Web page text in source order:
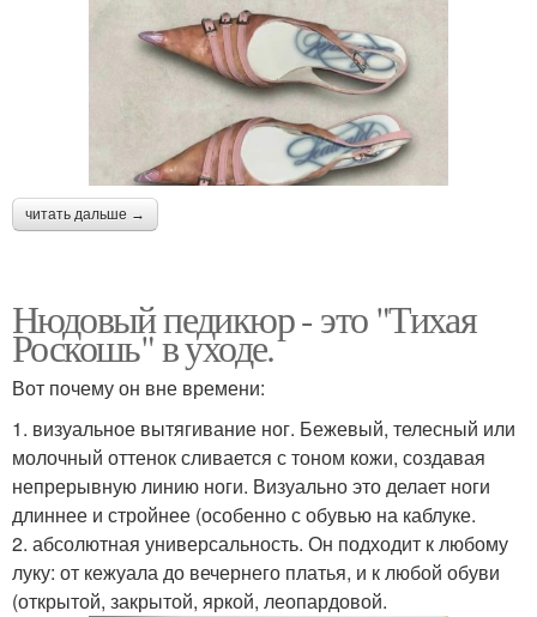
читать дальше →
Нюдовый педикюр - это "Тихая
Роскошь" в уходе.
Вот почему он вне времени:
1. визуальное вытягивание ног. Бежевый, телесный или
молочный оттенок сливается с тоном кожи, создавая
непрерывную линию ноги. Визуально это делает ноги
длиннее и стройнее (особенно с обувью на каблуке.
2. абсолютная универсальность. Он подходит к любому
луку: от кежуала до вечернего платья, и к любой обуви
(открытой, закрытой, яркой, леопардовой.